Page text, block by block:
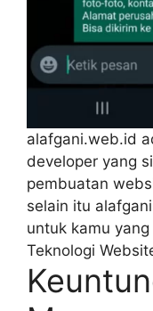
alafgani.web.id
developer yang
pembuatan
selain itu
untuk kamu
Teknologi